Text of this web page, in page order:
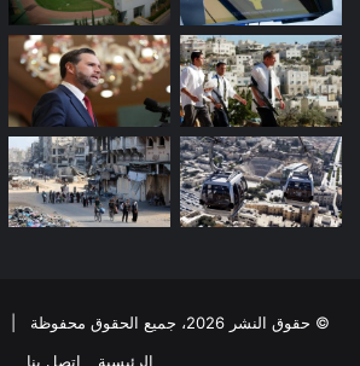
© حقوق النشر 2026، جميع الحقوق محفوظة | أُردُني - مِصداقِيةُ الخَبَر
الرئيسية
إتصل بنا